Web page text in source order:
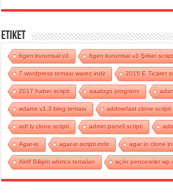
Etiket
6gen kurumsal v3 6gen kurumsal v3 Şirket
7 wordpress teması warez indir 2015 E Ticaret
2017 haber scripti aaalogo programı
adamz v1.3 blog teması addmefast clone scripti
adf.ly clone scripti admin paneli scripti
Agar-io agar.io scripti indir agar io clone
Aktif Bilişim whmcs temaları açılır pencereler